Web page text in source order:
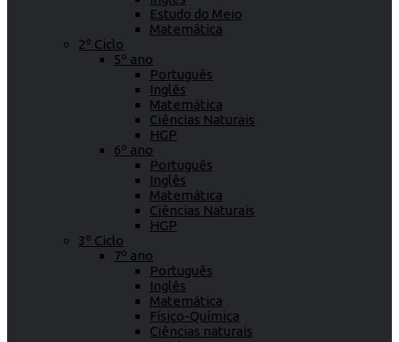
Estudo do Meio
Matemática
2º Ciclo
5º ano
Português
Inglês
Matemática
Ciências Naturais
HGP
6º ano
Português
Inglês
Matemática
Ciências Naturais
HGP
3º Ciclo
7º ano
Português
Inglês
Matemática
Físico-Química
Ciências naturais